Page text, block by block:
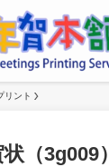
リント
（3g009）